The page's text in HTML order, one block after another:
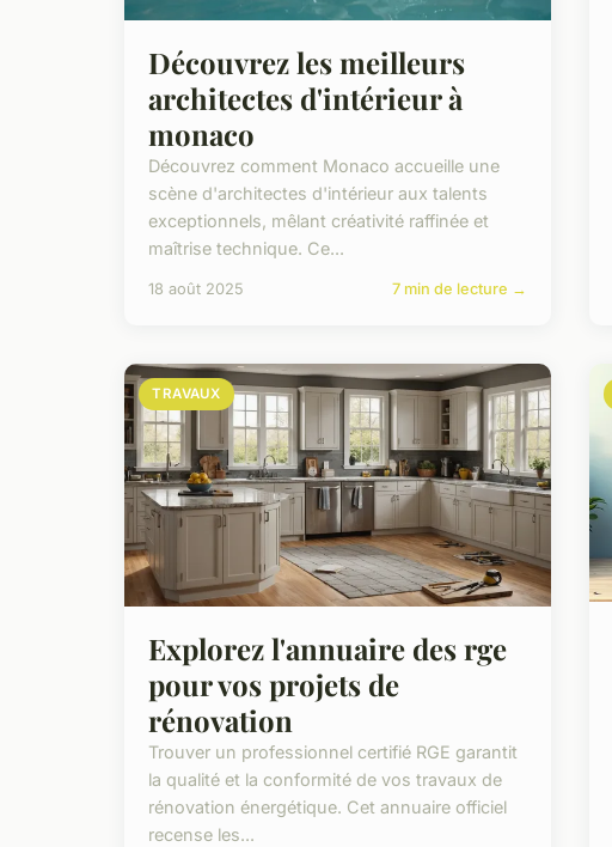
Découvrez les meilleurs
architectes d'intérieur à
monaco
Découvrez comment Monaco accueille une
scène d'architectes d'intérieur aux talents
exceptionnels, mêlant créativité raffinée et
maîtrise technique. Ce...
18 août 2025 7 min de lecture →
TRAVAUX
Explorez l'annuaire des rge
pour vos projets de
rénovation
Trouver un professionnel certifié RGE garantit
la qualité et la conformité de vos travaux de
rénovation énergétique. Cet annuaire officiel
recense les...